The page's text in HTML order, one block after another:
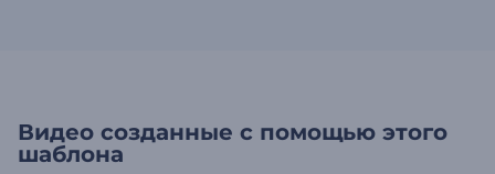
Видео созданные с помощью этого
шаблона